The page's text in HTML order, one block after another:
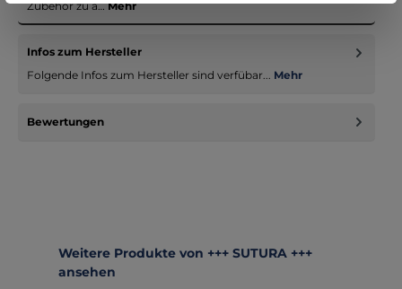
Zubehör zu a…Mehr
Infos zum Hersteller
Folgende Infos zum Hersteller sind verfübar... Mehr
Bewertungen
Produktgalerie überspringen
Weitere Produkte von +++ SUTURA +++
ansehen